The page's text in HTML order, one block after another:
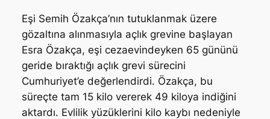
Eşi Semih Özakça’nın tutuklanmak üzere
gözaltına alınmasıyla açlık grevine başlayan
Esra Özakça, eşi cezaevindeyken 65 gününü
geride bıraktığı açlık grevi sürecini
Cumhuriyet’e değerlendirdi. Özakça, bu
süreçte tam 15 kilo vererek 49 kiloya indiğini
aktardı. Evlilik yüzüklerini kilo kaybı nedeniyle